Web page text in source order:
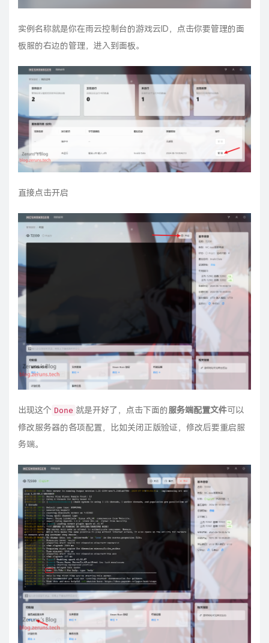
实例名称就是你在雨云控制台的游戏云ID，点击你要管理的面
板服的右边的管理，进入到面板。
直接点击开启
出现这个 Done 就是开好了，点击下面的服务端配置文件可以
修改服务器的各项配置，比如关闭正版验证，修改后要重启服
务端。